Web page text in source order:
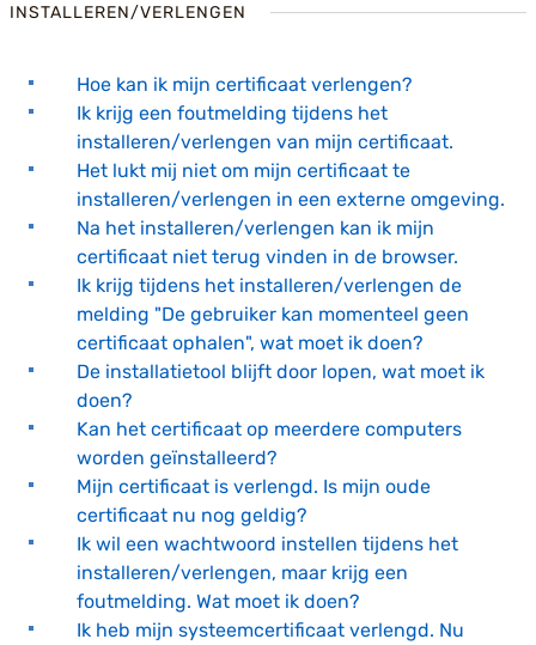
INSTALLEREN/VERLENGEN
Hoe kan ik mijn certificaat verlengen?
Ik krijg een foutmelding tijdens het
installeren/verlengen van mijn certificaat.
Het lukt mij niet om mijn certificaat te
installeren/verlengen in een externe omgeving.
Na het installeren/verlengen kan ik mijn
certificaat niet terug vinden in de browser.
Ik krijg tijdens het installeren/verlengen de
melding "De gebruiker kan momenteel geen
certificaat ophalen", wat moet ik doen?
De installatietool blijft door lopen, wat moet ik
doen?
Kan het certificaat op meerdere computers
worden geïnstalleerd?
Mijn certificaat is verlengd. Is mijn oude
certificaat nu nog geldig?
Ik wil een wachtwoord instellen tijdens het
installeren/verlengen, maar krijg een
foutmelding. Wat moet ik doen?
Ik heb mijn systeemcertificaat verlengd. Nu